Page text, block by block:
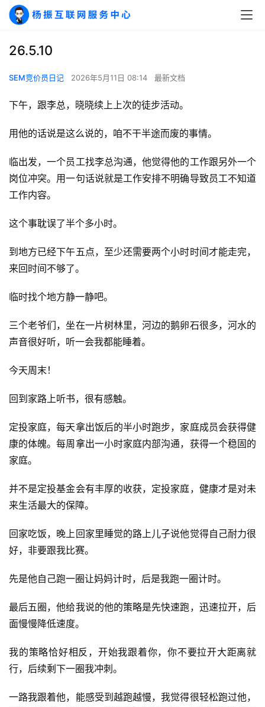
A
I
实
群
营
记
验
教
软
应
26.5.10
SEM竞价员日记 2026年5月11日 08:14 最新文档
下午，跟李总，晓晓续上上次的徒步活动。
用他的话说是这么说的，咱不干半途而废的事情。
临出发，一个员工找李总沟通，他觉得他的工作跟另外一个
岗位冲突。用一句话说就是工作安排不明确导致员工不知道
工作内容。
这个事耽误了半个多小时。
到地方已经下午五点，至少还需要两个小时时间才能走完，
来回时间不够了。
临时找个地方静一静吧。
三个老爷们，坐在一片树林里，河边的鹅卵石很多，河水的
声音很好听，听一会我都能睡着。
今天周末！
回到家路上听书，很有感触。
定投家庭，每天拿出饭后的半小时跑步，家庭成员会获得健
康的体魄。每周拿出一小时家庭内部沟通，获得一个稳固的
家庭。
并不是定投基金会有丰厚的收获，定投家庭，健康才是对未
来生活最大的保障。
回家吃饭，晚上回家里睡觉的路上儿子说他觉得自己耐力很
好，非要跟我比赛。
先是他自己跑一圈让妈妈计时，后是我跑一圈计时。
最后五圈，他给我说的他的策略是先快速跑，迅速拉开，后
面慢慢降低速度。
我的策略恰好相反，开始我跟着你，你不要拉开大距离就
行，后续剩下一圈我冲刺。
一路我跟着他，能感受到越跑越慢，我觉得很轻松跑过他，